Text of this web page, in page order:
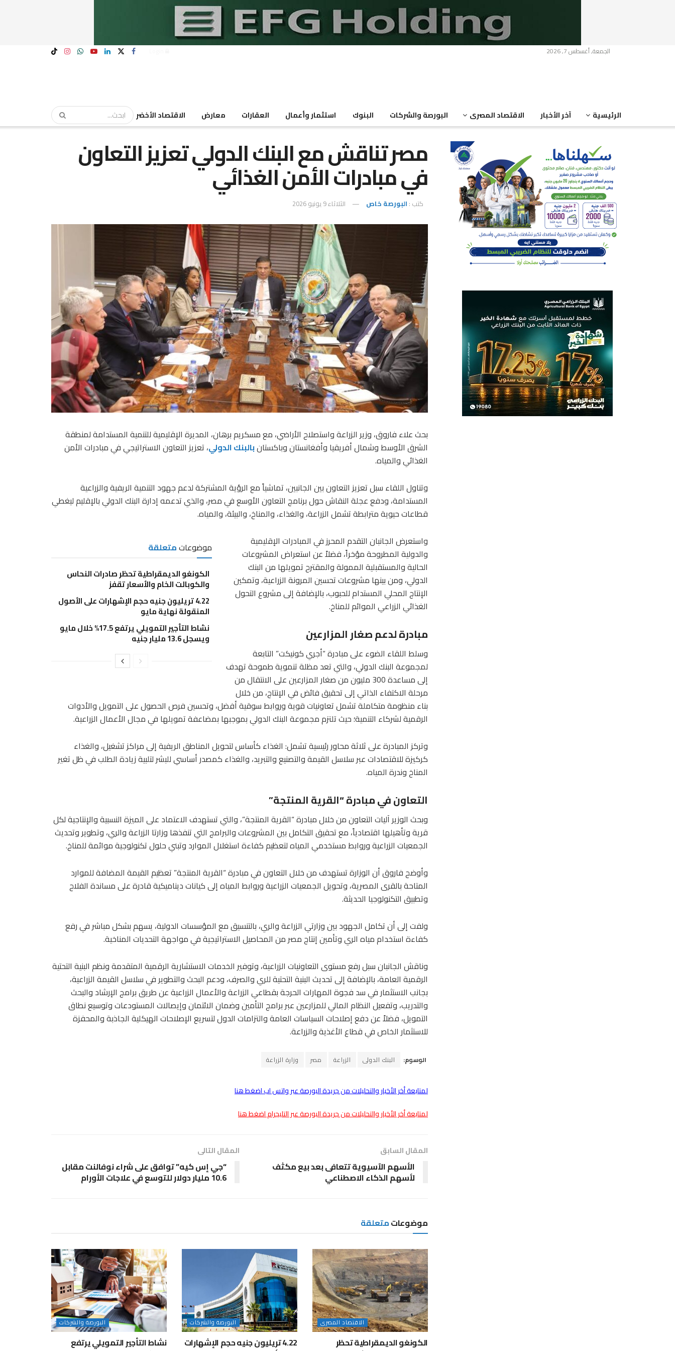
الجمعة, أغسطس 7, 2026
الرئيسية آخر الأخبار الاقتصاد المصرى البورصة والشركات البنوك استثمار وأعمال العقارات معارض الاقتصاد الأخضر
مصر تناقش مع البنك الدولي تعزيز التعاون
في مبادرات الأمن الغذائي
كتب : البورصة خاص الثلاثاء 9 يونيو 2026
بحث علاء فاروق، وزير الزراعة واستصلاح الأراضي، مع مسكريم برهان، المديرة الإقليمية للتنمية المستدامة لمنطقة
الشرق الأوسط وشمال أفريقيا وأفغانستان وباكستانبالبنك الدولي، تعزيز التعاون الاستراتيجي في مبادرات الأمن
الغذائي والمياه.
وتناول اللقاء سبل تعزيز التعاون بين الجانبين، تماشياً مع الرؤية المشتركة لدعم جهود التنمية الريفية والزراعية
المستدامة، ودفع عجلة النقاش حول برنامج التعاون الأوسع في مصر، والذي تدعمه إدارة البنك الدولي بالإقليم ليغطي
قطاعات حيوية مترابطة تشمل الزراعة، والغذاء، والمناخ، والبيئة، والمياه.
موضوعاتمتعلقة
الكونغو الديمقراطية تحظر صادرات النحاس
والكوبالت الخام والأسعار تقفز
4.22 تريليون جنيه حجم الإشهارات على الأصول
المنقولة نهاية مايو
نشاط التأجير التمويلي يرتفع 17.5% خلال مايو
ويسجل 13.6 مليار جنيه
واستعرض الجانبان التقدم المحرز في المبادرات الإقليمية
والدولية المطروحة مؤخراً، فضلاً عن استعراض المشروعات
الحالية والمستقبلية الممولة والمقترح تمويلها من البنك
الدولي، ومن بينها مشروعات تحسين المرونة الزراعية، وتمكين
الإنتاج المحلي المستدام للحبوب، بالإضافة إلى مشروع التحول
الغذائي الزراعي الموائم للمناخ.
مبادرة لدعم صغار المزارعين
وسلط اللقاء الضوء على مبادرة “أجري كونيكت” التابعة
لمجموعة البنك الدولي، والتي تعد مظلة تنموية طموحة تهدف
إلى مساعدة 300 مليون من صغار المزارعين على الانتقال من
مرحلة الاكتفاء الذاتي إلى تحقيق فائض في الإنتاج، من خلال
بناء منظومة متكاملة تشمل تعاونيات قوية وروابط سوقية أفضل، وتحسين فرص الحصول على التمويل والأدوات
الرقمية لشركاء التنمية؛ حيث تلتزم مجموعة البنك الدولي بموجبها بمضاعفة تمويلها في مجال الأعمال الزراعية.
وتركز المبادرة على ثلاثة محاور رئيسية تشمل: الغذاء كأساس لتحويل المناطق الريفية إلى مراكز تشغيل، والغذاء
كركيزة للاقتصادات عبر سلاسل القيمة والتصنيع والتبريد، والغذاء كمصدر أساسي للبشر لتلبية زيادة الطلب في ظل تغير
المناخ وندرة المياه.
التعاون في مبادرة “القرية المنتجة”
وبحث الوزير آليات التعاون من خلال مبادرة “القرية المنتجة”، والتي تستهدف الاعتماد على الميزة النسبية والإنتاجية لكل
قرية وتأهيلها اقتصادياً، مع تحقيق التكامل بين المشروعات والبرامج التي تنفذها وزارتا الزراعة والري، وتطوير وتحديث
الجمعيات الزراعية وروابط مستخدمي المياه لتعظيم كفاءة استغلال الموارد وتبني حلول تكنولوجية موائمة للمناخ.
وأوضح فاروق أن الوزارة تستهدف من خلال التعاون في مبادرة “القرية المنتجة” تعظيم القيمة المضافة للموارد
المتاحة بالقرى المصرية، وتحويل الجمعيات الزراعية وروابط المياه إلى كيانات ديناميكية قادرة على مساندة الفلاح
وتطبيق التكنولوجيا الحديثة.
ولفت إلى أن تكامل الجهود بين وزارتي الزراعة والري، بالتنسيق مع المؤسسات الدولية، يسهم بشكل مباشر في رفع
كفاءة استخدام مياه الري وتأمين إنتاج مصر من المحاصيل الاستراتيجية في مواجهة التحديات المناخية.
وناقش الجانبان سبل رفع مستوى التعاونيات الزراعية، وتوفير الخدمات الاستشارية الرقمية المتقدمة ونظم البنية التحتية
الرقمية العامة، بالإضافة إلى تحديث البنية التحتية للري والصرف، ودعم البحث والتطوير في سلاسل القيمة الزراعية،
بجانب الاستثمار في سد فجوة المهارات الحرجة بقطاعي الزراعة والأعمال الزراعية عن طريق برامج الإرشاد والبحث
والتدريب، وتفعيل النظام المالي للمزارعين عبر برامج التأمين وضمان الائتمان وإيصالات المستودعات وتوسيع نطاق
التمويل، فضلاً عن دفع إصلاحات السياسات العامة والتزامات الدول لتسريع الإصلاحات الهيكلية الجاذبة والمحفزة
للاستثمار الخاص في قطاع الأغذية والزراعة.
الوسوم: البنك الدولى الزراعة مصر وزارة الزراعة
لمتابعة أخر الأخبار والتحليلات من جريدة البورصة عبر واتس اب اضغط هنا
لمتابعة أخر الأخبار والتحليلات من جريدة البورصة عبر التليجرام اضغط هنا
المقال السابق
الأسهم الآسيوية تتعافى بعد بيع مكثف
لأسهم الذكاء الاصطناعي
المقال التالى
“جي إس كيه” توافق على شراء نوفالنت مقابل
10.6 مليار دولار للتوسع في علاجات الأورام
موضوعاتمتعلقة
الاقتصاد المصرى
الكونغو الديمقراطية تحظر
البورصة والشركات
4.22 تريليون جنيه حجم الإشهارات
البورصة والشركات
نشاط التأجير التمويلي يرتفع